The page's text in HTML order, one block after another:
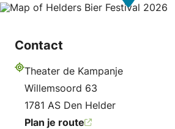
Contact
Theater de Kampanje
Willemsoord 63
1781 AS Den Helder
Plan je route